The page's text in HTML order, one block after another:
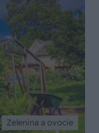
Zelenina a ovocie